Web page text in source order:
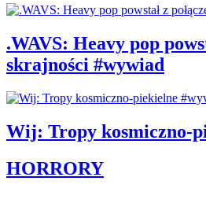
.WAVS: Heavy pop
skrajności #wywiad
Wij: Tropy kosmiczno-
HORRORY